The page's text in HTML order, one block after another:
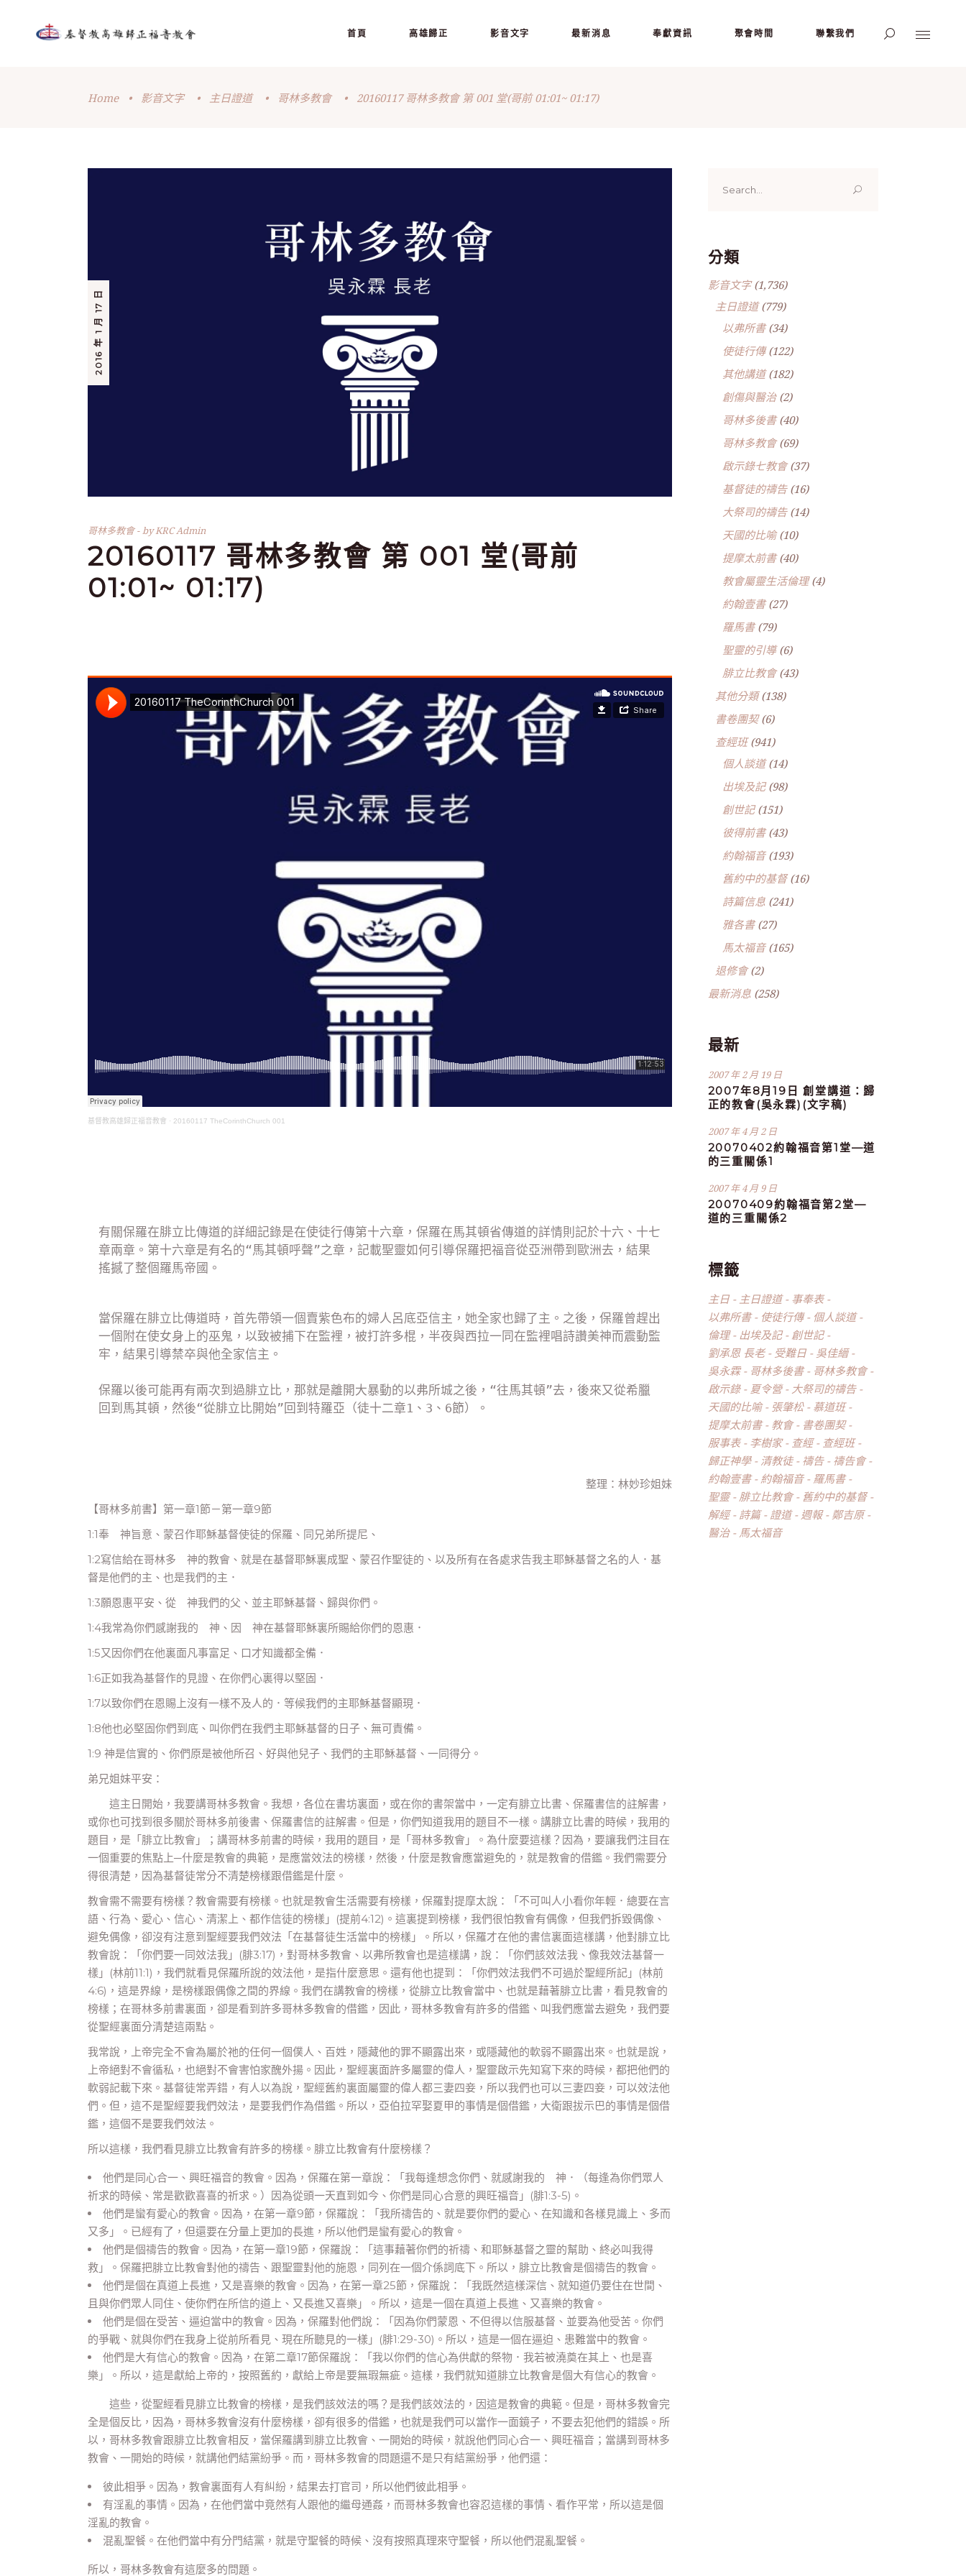
首頁 高雄歸正 影音文字 最新消息 奉獻資訊 聚會時間 聯繫我們
Home • 影音文字 • 主日證道 • 哥林多教會 • 20160117 哥林多教會 第 001 堂(哥前 01:01~ 01:17)
2016 年 1 月 17 日
哥林多教會 byKRC Admin
20160117 哥林多教會 第 001 堂(哥前
01:01~ 01:17)
基督教高雄歸正福音教會 · 20160117 TheCorinthChurch 001
有關保羅在腓立比傳道的詳細記錄是在使徒行傳第十六章，保羅在馬其頓省傳道的詳情則記於十六、十七
章兩章。第十六章是有名的“馬其頓呼聲”之章，記載聖靈如何引導保羅把福音從亞洲帶到歐洲去，結果
搖撼了整個羅馬帝國。
當保羅在腓立比傳道時，首先帶領一個賣紫色布的婦人呂底亞信主，她全家也歸了主。之後，保羅曾趕出
一個附在使女身上的巫鬼，以致被捕下在監裡，被打許多棍，半夜與西拉一同在監裡唱詩讚美神而震動監
牢，結果引導禁卒與他全家信主。
保羅以後可能再有兩次到過腓立比，那就是離開大暴動的以弗所城之後，“往馬其頓”去，後來又從希臘
回到馬其頓，然後“從腓立比開始”回到特羅亞（徒十二章1、3、6節）。
整理：林妙珍姐妹
【哥林多前書】第一章1節－第一章9節
1:1奉 神旨意、蒙召作耶穌基督使徒的保羅、同兄弟所提尼、
1:2寫信給在哥林多 神的教會、就是在基督耶穌裏成聖、蒙召作聖徒的、以及所有在各處求告我主耶穌基督之名的人．基
督是他們的主、也是我們的主．
1:3願恩惠平安、從 神我們的父、並主耶穌基督、歸與你們。
1:4我常為你們感謝我的 神、因 神在基督耶穌裏所賜給你們的恩惠．
1:5又因你們在他裏面凡事富足、口才知識都全備．
1:6正如我為基督作的見證、在你們心裏得以堅固．
1:7以致你們在恩賜上沒有一樣不及人的．等候我們的主耶穌基督顯現．
1:8他也必堅固你們到底、叫你們在我們主耶穌基督的日子、無可責備。
1:9 神是信實的、你們原是被他所召、好與他兒子、我們的主耶穌基督、一同得分。
弟兄姐妹平安：
這主日開始，我要講哥林多教會。我想，各位在書坊裏面，或在你的書架當中，一定有腓立比書、保羅書信的註解書，
或你也可找到很多關於哥林多前後書、保羅書信的註解書。但是，你們知道我用的題目不一樣。講腓立比書的時候，我用的
題目，是「腓立比教會」；講哥林多前書的時候，我用的題目，是「哥林多教會」。為什麼要這樣？因為，要讓我們注目在
一個重要的焦點上─什麼是教會的典範，是應當效法的榜樣，然後，什麼是教會應當避免的，就是教會的借鑑。我們需要分
得很清楚，因為基督徒常分不清楚榜樣跟借鑑是什麼。
教會需不需要有榜樣？教會需要有榜樣。也就是教會生活需要有榜樣，保羅對提摩太說：「不可叫人小看你年輕．總要在言
語、行為、愛心、信心、清潔上、都作信徒的榜樣」(提前4:12)。這裏提到榜樣，我們很怕教會有偶像，但我們拆毀偶像、
避免偶像，卻沒有注意到聖經要我們效法「在基督徒生活當中的榜樣」。所以，保羅才在他的書信裏面這樣講，他對腓立比
教會說：「你們要一同效法我」(腓3:17)，對哥林多教會、以弗所教會也是這樣講，說：「你們該效法我、像我效法基督一
樣」(林前11:1)，我們就看見保羅所說的效法他，是指什麼意思。還有他也提到：「你們效法我們不可過於聖經所記」(林前
4:6)，這是界線，是榜樣跟偶像之間的界線。我們在講教會的榜樣，從腓立比教會當中、也就是藉著腓立比書，看見教會的
榜樣；在哥林多前書裏面，卻是看到許多哥林多教會的借鑑，因此，哥林多教會有許多的借鑑、叫我們應當去避免，我們要
從聖經裏面分清楚這兩點。
我常說，上帝完全不會為屬於祂的任何一個僕人、百姓，隱藏他的罪不顯露出來，或隱藏他的軟弱不顯露出來。也就是說，
上帝絕對不會循私，也絕對不會害怕家醜外揚。因此，聖經裏面許多屬靈的偉人，聖靈啟示先知寫下來的時候，都把他們的
軟弱記載下來。基督徒常弄錯，有人以為說，聖經舊約裏面屬靈的偉人都三妻四妾，所以我們也可以三妻四妾，可以效法他
們。但，這不是聖經要我們效法，是要我們作為借鑑。所以，亞伯拉罕娶夏甲的事情是個借鑑，大衛跟拔示巴的事情是個借
鑑，這個不是要我們效法。
所以這樣，我們看見腓立比教會有許多的榜樣。腓立比教會有什麼榜樣？
他們是同心合一、興旺福音的教會。因為，保羅在第一章說：「我每逢想念你們、就感謝我的 神．（每逢為你們眾人
祈求的時候、常是歡歡喜喜的祈求。）因為從頭一天直到如今、你們是同心合意的興旺福音」(腓1:3-5)。
他們是蠻有愛心的教會。因為，在第一章9節，保羅說：「我所禱告的、就是要你們的愛心、在知識和各樣見識上、多而
又多」。已經有了，但還要在分量上更加的長進，所以他們是蠻有愛心的教會。
他們是個禱告的教會。因為，在第一章19節，保羅說：「這事藉著你們的祈禱、和耶穌基督之靈的幫助、終必叫我得
救」。保羅把腓立比教會對他的禱告、跟聖靈對他的施恩，同列在一個介係詞底下。所以，腓立比教會是個禱告的教會。
他們是個在真道上長進，又是喜樂的教會。因為，在第一章25節，保羅說：「我既然這樣深信、就知道仍要住在世間、
且與你們眾人同住、使你們在所信的道上、又長進又喜樂」。所以，這是一個在真道上長進、又喜樂的教會。
他們是個在受苦、逼迫當中的教會。因為，保羅對他們說：「因為你們蒙恩、不但得以信服基督、並要為他受苦。你們
的爭戰、就與你們在我身上從前所看見、現在所聽見的一樣」(腓1:29-30)。所以，這是一個在逼迫、患難當中的教會。
他們是大有信心的教會。因為，在第二章17節保羅說：「我以你們的信心為供獻的祭物．我若被澆奠在其上、也是喜
樂」。所以，這是獻給上帝的，按照舊約，獻給上帝是要無瑕無疵。這樣，我們就知道腓立比教會是個大有信心的教會。
這些，從聖經看見腓立比教會的榜樣，是我們該效法的嗎？是我們該效法的，因這是教會的典範。但是，哥林多教會完
全是個反比，因為，哥林多教會沒有什麼榜樣，卻有很多的借鑑，也就是我們可以當作一面鏡子，不要去犯他們的錯誤。所
以，哥林多教會跟腓立比教會相反，當保羅講到腓立比教會、一開始的時候，就說他們同心合一、興旺福音；當講到哥林多
教會、一開始的時候，就講他們結黨紛爭。而，哥林多教會的問題還不是只有結黨紛爭，他們還：
彼此相爭。因為，教會裏面有人有糾紛，結果去打官司，所以他們彼此相爭。
有淫亂的事情。因為，在他們當中竟然有人跟他的繼母通姦，而哥林多教會也容忍這樣的事情、看作平常，所以這是個
淫亂的教會。
混亂聖餐。在他們當中有分門結黨，就是守聖餐的時候、沒有按照真理來守聖餐，所以他們混亂聖餐。
所以，哥林多教會有這麼多的問題。
for:
分類
影音文字(1,736)
主日證道(779)
以弗所書(34)
使徒行傳(122)
其他講道(182)
創傷與醫治(2)
哥林多後書(40)
哥林多教會(69)
啟示錄七教會(37)
基督徒的禱告(16)
大祭司的禱告(14)
天國的比喻(10)
提摩太前書(40)
教會屬靈生活倫理(4)
約翰壹書(27)
羅馬書(79)
聖靈的引導(6)
腓立比教會(43)
其他分類(138)
書卷團契(6)
查經班(941)
個人談道(14)
出埃及記(98)
創世記(151)
彼得前書(43)
約翰福音(193)
舊約中的基督(16)
詩篇信息(241)
雅各書(27)
馬太福音(165)
退修會(2)
最新消息(258)
最新
2007 年 2 月 19 日
2007年8月19日 創堂講道：歸
正的教會(吳永霖)(文字稿)
2007 年 4 月 2 日
20070402約翰福音第1堂—道
的三重關係1
2007 年 4 月 9 日
20070409約翰福音第2堂—
道的三重關係2
標籤
主日 主日證道
事奉表
以弗所書
使徒行傳
個人談道
倫理
出埃及記
創世記
劉承恩 長老
受難日
吳佳縉
吳永霖
哥林多後書
哥林多教會
啟示錄
夏令營
大祭司的禱告
天國的比喻
張肇松
慕道班
提摩太前書
教會
書卷團契
服事表
李樹家 查經
查經班
歸正神學
清教徒 禱告
禱告會
約翰壹書
約翰福音
羅馬書
聖靈
腓立比教會
舊約中的基督
解經
詩篇 證道 週報
鄭吉原
醫治
馬太福音